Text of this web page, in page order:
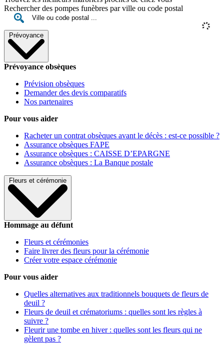
Rechercher des pompes funèbres par ville ou code postal
Prévoyance
Prévoyance obsèques
Prévision obsèques
Demander des devis comparatifs
Nos partenaires
Pour vous aider
Racheter un contrat obsèques avant le décès : est-ce possible ?
Assurance obsèques FAPE
Assurance obsèques : CAISSE D’EPARGNE
Assurance obsèques : La Banque postale
Fleurs et cérémonie
Hommage au défunt
Fleurs et cérémonies
Faire livrer des fleurs pour la cérémonie
Créer votre espace cérémonie
Pour vous aider
Quelles alternatives aux traditionnels bouquets de fleurs de
deuil ?
Fleurs de deuil et crématoriums : quelles sont les règles à
suivre ?
Fleurir une tombe en hiver : quelles sont les fleurs qui ne
gèlent pas ?